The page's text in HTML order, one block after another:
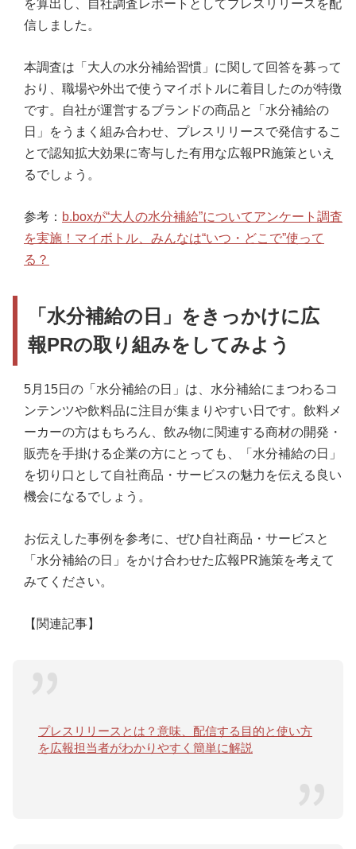
を算出し、自社調査レポートとしてプレスリリースを配
信しました。
本調査は「大人の水分補給習慣」に関して回答を募って
おり、職場や外出で使うマイボトルに着目したのが特徴
です。自社が運営するブランドの商品と「水分補給の
日」をうまく組み合わせ、プレスリリースで発信するこ
とで認知拡大効果に寄与した有用な広報PR施策といえ
るでしょう。
参考： b.boxが“大人の水分補給”についてアンケート調査
を実施！マイボトル、みんなは“いつ・どこで”使って
る？
「水分補給の日」をきっかけに広
報PRの取り組みをしてみよう
5月15日の「水分補給の日」は、水分補給にまつわるコ
ンテンツや飲料品に注目が集まりやすい日です。飲料メ
ーカーの方はもちろん、飲み物に関連する商材の開発・
販売を手掛ける企業の方にとっても、「水分補給の日」
を切り口として自社商品・サービスの魅力を伝える良い
機会になるでしょう。
お伝えした事例を参考に、ぜひ自社商品・サービスと
「水分補給の日」をかけ合わせた広報PR施策を考えて
みてください。
【関連記事】
プレスリリースとは？意味、配信する目的と使い方
を広報担当者がわかりやすく簡単に解説